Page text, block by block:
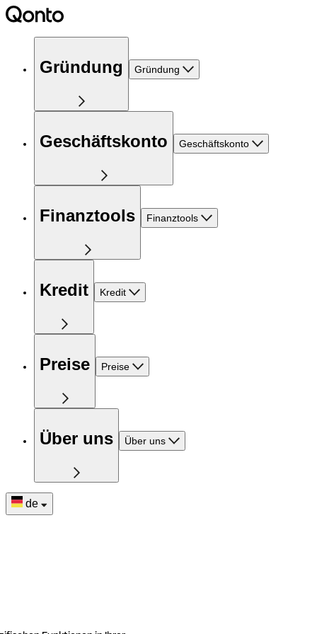
Gründung Gründung
Geschäftskonto Geschäftskonto
Finanztools Finanztools
Kredit Kredit
Preise Preise
Über uns Über uns
de